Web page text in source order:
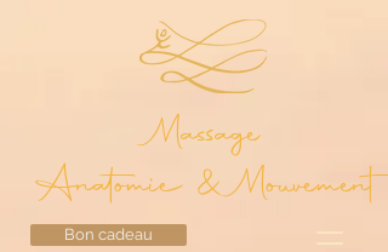
Massage
Anatomie & Mouvement
Bon cadeau